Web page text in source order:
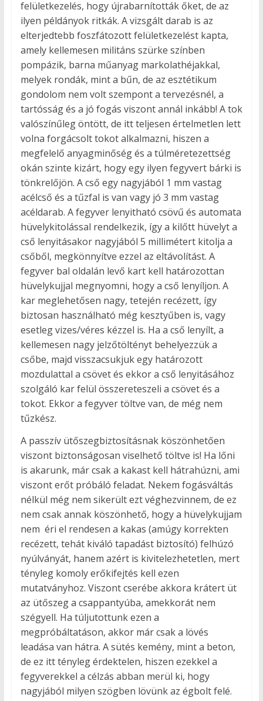
felületkezelés, hogy újrabarnították őket, de az
ilyen példányok ritkák. A vizsgált darab is az
elterjedtebb foszfátozott felületkezelést kapta,
amely kellemesen militáns szürke színben
pompázik, barna műanyag markolathéjakkal,
melyek rondák, mint a bűn, de az esztétikum
gondolom nem volt szempont a tervezésnél, a
tartósság és a jó fogás viszont annál inkább! A tok
valószínűleg öntött, de itt teljesen értelmetlen lett
volna forgácsolt tokot alkalmazni, hiszen a
megfelelő anyagminőség és a túlméretezettség
okán szinte kizárt, hogy egy ilyen fegyvert bárki is
tönkrelőjön. A cső egy nagyjából 1 mm vastag
acélcső és a tűzfal is van vagy jó 3 mm vastag
acéldarab. A fegyver lenyitható csövű és automata
hüvelykitolással rendelkezik, így a kilőtt hüvelyt a
cső lenyitásakor nagyjából 5 millimétert kitolja a
csőből, megkönnyítve ezzel az eltávolítást. A
fegyver bal oldalán levő kart kell határozottan
hüvelykujjal megnyomni, hogy a cső lenyíljon. A
kar meglehetősen nagy, tetején recézett, így
biztosan használható még kesztyűben is, vagy
esetleg vizes/véres kézzel is. Ha a cső lenyílt, a
kellemesen nagy jelzőtöltényt behelyezzük a
csőbe, majd visszacsukjuk egy határozott
mozdulattal a csövet és ekkor a cső lenyitásához
szolgáló kar felül összereteszeli a csövet és a
tokot. Ekkor a fegyver töltve van, de még nem
tűzkész.
A passzív ütőszegbiztosításnak köszönhetően
viszont biztonságosan viselhető töltve is! Ha lőni
is akarunk, már csak a kakast kell hátrahúzni, ami
viszont erőt próbáló feladat. Nekem fogásváltás
nélkül még nem sikerült ezt véghezvinnem, de ez
nem csak annak köszönhető, hogy a hüvelykujjam
nem éri el rendesen a kakas (amúgy korrekten
recézett, tehát kiváló tapadást biztosító) felhúzó
nyúlványát, hanem azért is kivitelezhetetlen, mert
tényleg komoly erőkifejtés kell ezen
mutatványhoz. Viszont cserébe akkora krátert üt
az ütőszeg a csappantyúba, amekkorát nem
szégyell. Ha túljutottunk ezen a
megpróbáltatáson, akkor már csak a lövés
leadása van hátra. A sütés kemény, mint a beton,
de ez itt tényleg érdektelen, hiszen ezekkel a
fegyverekkel a célzás abban merül ki, hogy
nagyjából milyen szögben lövünk az égbolt felé.